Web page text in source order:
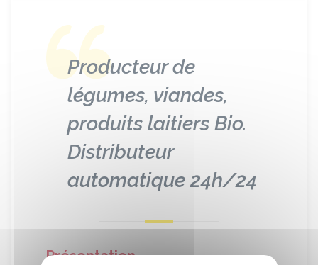
Producteur de
légumes, viandes,
produits laitiers Bio.
Distributeur
automatique 24h/24
Présentation